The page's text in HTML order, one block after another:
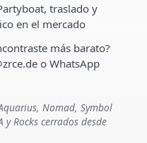
traslado y
en el mercado
más barato?
o WhatsApp
Nomad, Symbol
Rocks cerrados desde